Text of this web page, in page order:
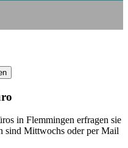
in Flemmingen erfragen sie
sind Mittwochs oder per Mail